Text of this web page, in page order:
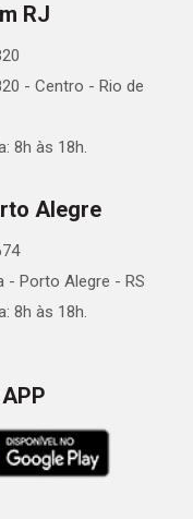
RJ
- Centro - Rio de
8h às 18h.
Alegre
- Porto Alegre - RS
8h às 18h.